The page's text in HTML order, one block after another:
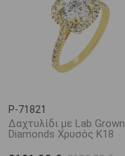
P-71821
Δαχτυλίδι με Lab Grown
Diamonds Χρυσός Κ18